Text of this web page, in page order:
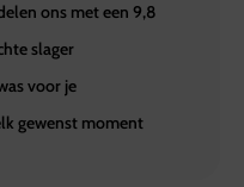
ons met een 9,8
slager
voor je
gewenst moment